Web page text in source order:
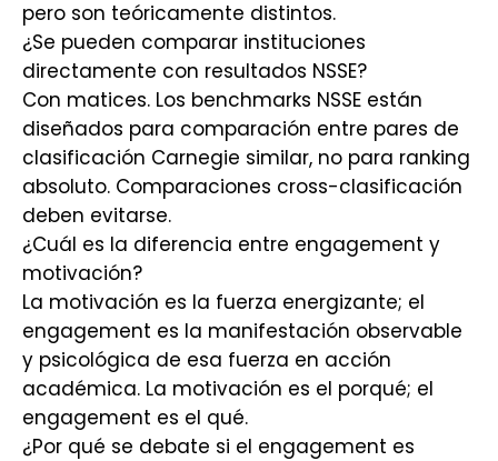
pero son teóricamente distintos.
¿Se pueden comparar instituciones
directamente con resultados NSSE?
Con matices. Los benchmarks NSSE están
diseñados para comparación entre pares de
clasificación Carnegie similar, no para ranking
absoluto. Comparaciones cross-clasificación
deben evitarse.
¿Cuál es la diferencia entre engagement y
motivación?
La motivación es la fuerza energizante; el
engagement es la manifestación observable
y psicológica de esa fuerza en acción
académica. La motivación es el porqué; el
engagement es el qué.
¿Por qué se debate si el engagement es